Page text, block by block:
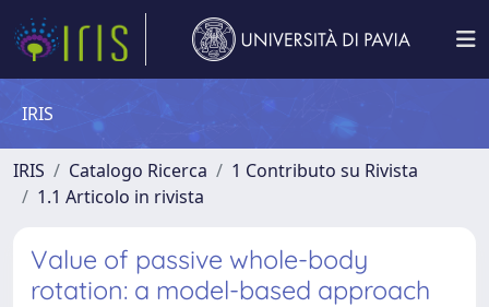
IRIS
IRIS Catalogo Ricerca
1 Contributo su Rivista
1.1 Articolo in rivista
Value of passive whole-body
rotation: a model-based approach